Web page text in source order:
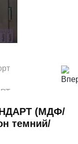
(МДФ/
темний/